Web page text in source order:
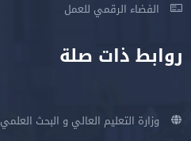
الفضاء الرقمي للعمل
روابط ذات صلة
وزارة التعليم العالي و البحث العلمي